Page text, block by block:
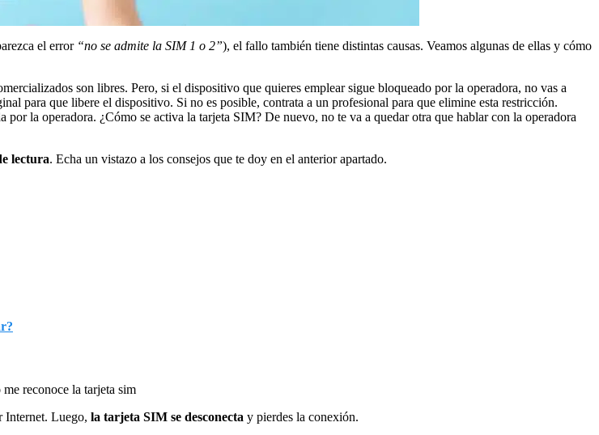
el error “no se admite la SIM 1 o 2”), el fallo también tiene distintas causas. Veamos algunas de ellas y cómo
son libres. Pero, si el dispositivo que quieres emplear sigue bloqueado por la operadora, no vas a
para que libere el dispositivo. Si no es posible, contrata a un profesional para que elimine esta restricción.
por la operadora. ¿Cómo se activa la tarjeta SIM? De nuevo, no te va a quedar otra que hablar con la operadora
lectura. Echa un vistazo a los consejos que te doy en el anterior apartado.
Internet. Luego, la tarjeta SIM se desconecta y pierdes la conexión.